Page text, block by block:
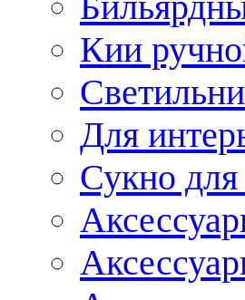
Кии
Для
Сукно для